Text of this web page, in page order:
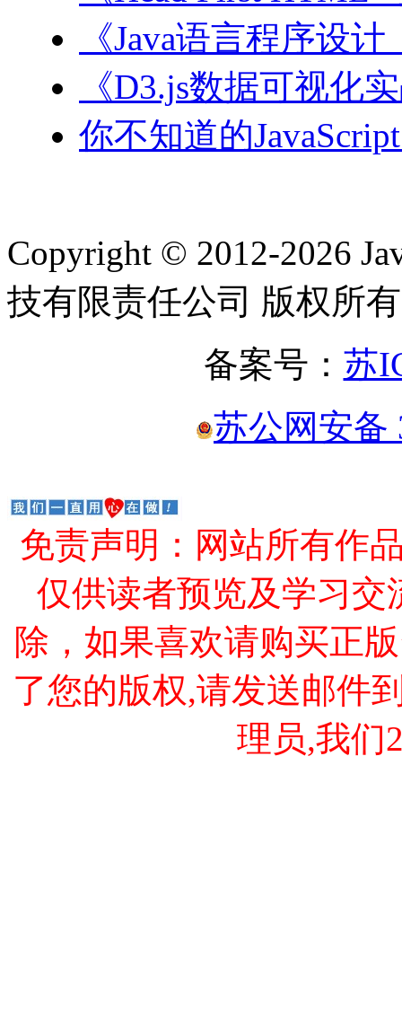
《Java语言程序设
《D3.js数据可视化
你不知道的
Copyright © 2012-2026
技有限责任公司 版权所有
备案号： 苏
苏公网安备
免责声明：网站所有作
仅供读者预览及学习交
除，如果喜欢请购买正
了您的版权,请发送邮件
理员,我们